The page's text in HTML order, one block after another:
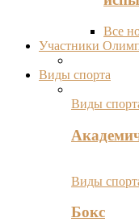
Все
Участники
Виды спорта
Виды
Виды
Бокс